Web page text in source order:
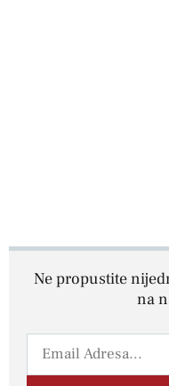
Ne propustite
na